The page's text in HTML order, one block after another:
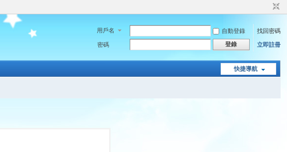
用戶名 自動登錄
找回密碼
密碼
登錄 立即註冊
快捷導航